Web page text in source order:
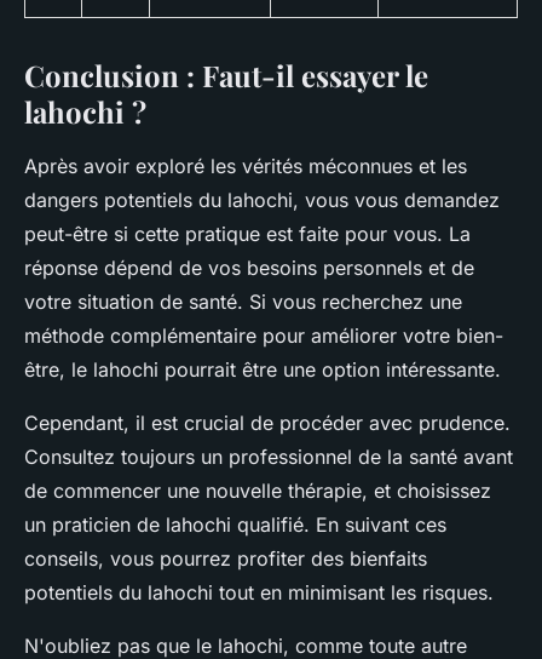
Conclusion : Faut-il essayer le
lahochi ?
Après avoir exploré les vérités méconnues et les
dangers potentiels du lahochi, vous vous demandez
peut-être si cette pratique est faite pour vous. La
réponse dépend de vos besoins personnels et de
votre situation de santé. Si vous recherchez une
méthode complémentaire pour améliorer votre bien-
être, le lahochi pourrait être une option intéressante.
Cependant, il est crucial de procéder avec prudence.
Consultez toujours un professionnel de la santé avant
de commencer une nouvelle thérapie, et choisissez
un praticien de lahochi qualifié. En suivant ces
conseils, vous pourrez profiter des bienfaits
potentiels du lahochi tout en minimisant les risques.
N'oubliez pas que le lahochi, comme toute autre